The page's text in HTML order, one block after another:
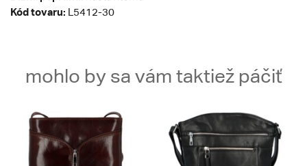
Kód tovaru: L5412-30
mohlo by sa vám taktiež páčiť